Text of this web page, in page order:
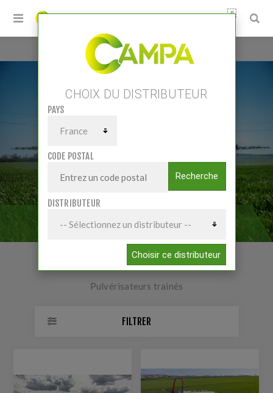
0
Matériels / Pulvérisation
Pulvérisateurs trainés
PULVÉRISATEURS TRAINÉS
Pulvérisateurs trainés
FILTRER
CHOIX DU DISTRIBUTEUR
PAYS
CODE POSTAL
Recherche
DISTRIBUTEUR
Choisir ce distributeur